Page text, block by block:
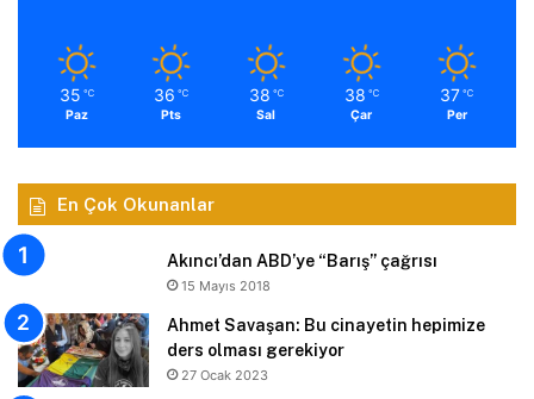
35 ℃
Paz
36 ℃
Pts
38 ℃
Sal
38 ℃
Çar
37 ℃
Per
En Çok Okunanlar
Akıncı’dan ABD’ye “Barış” çağrısı
15 Mayıs 2018
Ahmet Savaşan: Bu cinayetin hepimize
ders olması gerekiyor
27 Ocak 2023